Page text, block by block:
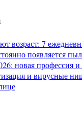
возраст: 7
появляется
новая профессия
и вирусные